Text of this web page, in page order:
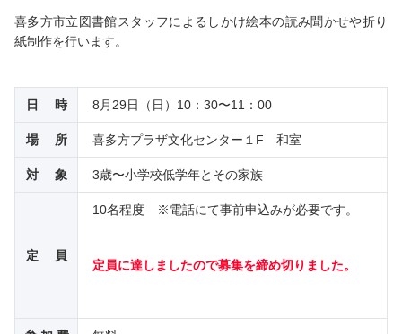
喜多方市立図書館スタッフによるしかけ絵本の読み聞かせや折り
紙制作を行います。
日 時 8月29日（日）10：30〜11：00
場 所 喜多方プラザ文化センター１F 和室
対 象 3歳〜小学校低学年とその家族
定 員
10名程度 ※電話にて事前申込みが必要です。
定員に達しましたので募集を締め切りました。